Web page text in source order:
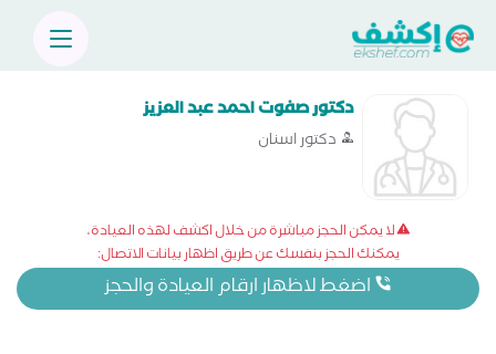
دكتور صفوت احمد عبد العزيز
دكتور اسنان
لا يمكن الحجز مباشرة من خلال اكشف لهذه العيادة،
يمكنك الحجز بنفسك عن طريق اظهار بيانات الاتصال:
اضغط لاظهار ارقام العيادة والحجز